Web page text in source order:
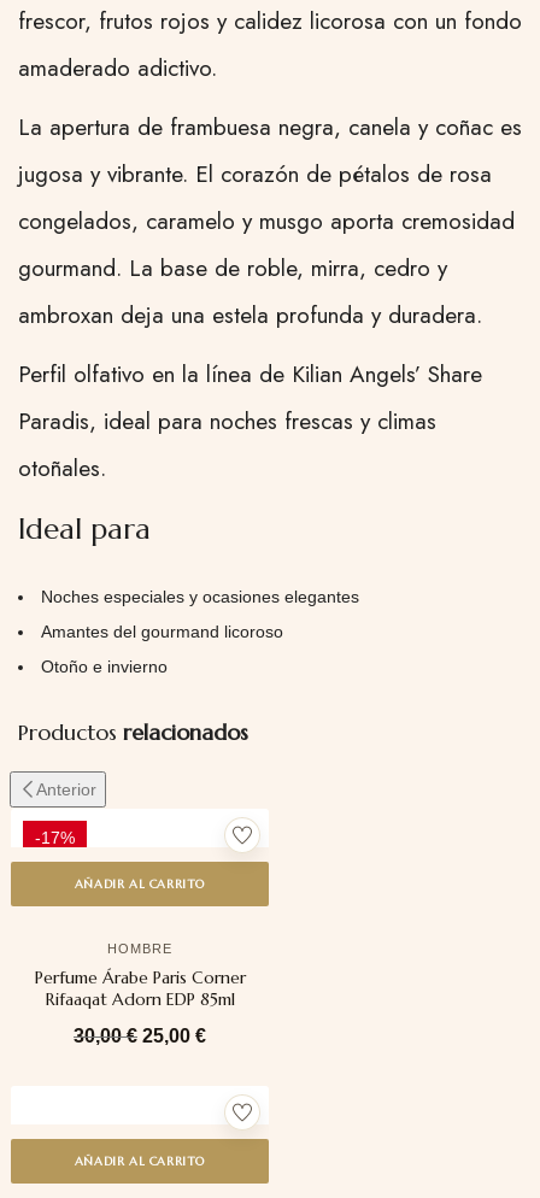
frescor, frutos rojos y calidez licorosa con un fondo
amaderado adictivo.
La apertura de frambuesa negra, canela y coñac es
jugosa y vibrante. El corazón de pétalos de rosa
congelados, caramelo y musgo aporta cremosidad
gourmand. La base de roble, mirra, cedro y
ambroxan deja una estela profunda y duradera.
Perfil olfativo en la línea de Kilian Angels’ Share
Paradis, ideal para noches frescas y climas
otoñales.
Ideal para
Noches especiales y ocasiones elegantes
Amantes del gourmand licoroso
Otoño e invierno
Productos relacionados
Anterior
-17%
AÑADIR AL CARRITO
HOMBRE
Perfume Árabe Paris Corner
Rifaaqat Adorn EDP 85ml
30,00€ 25,00 €
AÑADIR AL CARRITO